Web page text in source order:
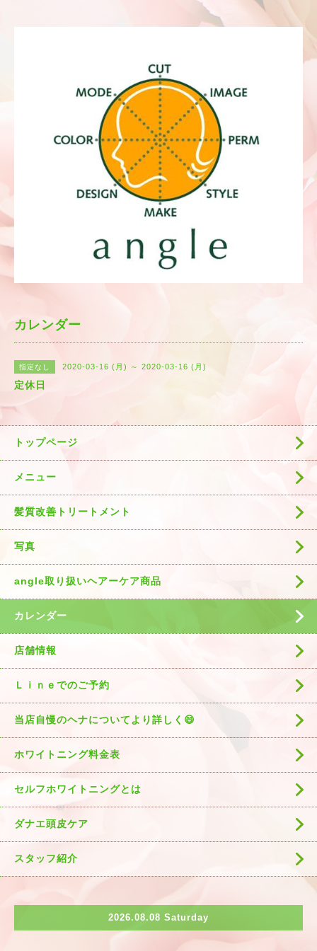
カレンダー
指定なし 2020-03-16 (月) ～ 2020-03-16 (月)
定休日
トップページ
メニュー
髪質改善トリートメント
写真
angle取り扱いヘアーケア商品
カレンダー
店舗情報
Ｌｉｎｅでのご予約
当店自慢のヘナについてより詳しく😄
ホワイトニング料金表
セルフホワイトニングとは
ダナエ頭皮ケア
スタッフ紹介
2026.08.08 Saturday